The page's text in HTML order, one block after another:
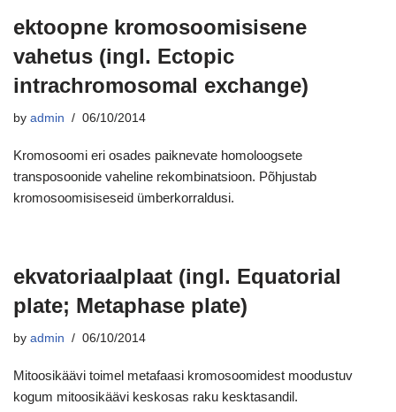
ektoopne kromosoomisisene
vahetus (ingl. Ectopic
intrachromosomal exchange)
by admin 06/10/2014
Kromosoomi eri osades paiknevate homoloogsete
transposoonide vaheline rekombinatsioon. Põhjustab
kromosoomisiseseid ümberkorraldusi.
ekvatoriaalplaat (ingl. Equatorial
plate; Metaphase plate)
by admin 06/10/2014
Mitoosikäävi toimel metafaasi kromosoomidest moodustuv
kogum mitoosikäävi keskosas raku kesktasandil.